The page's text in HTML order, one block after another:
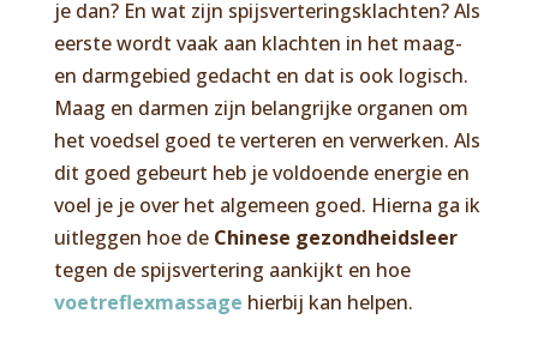
je dan? En wat zijn spijsverteringsklachten? Als
eerste wordt vaak aan klachten in het maag-
en darmgebied gedacht en dat is ook logisch.
Maag en darmen zijn belangrijke organen om
het voedsel goed te verteren en verwerken. Als
dit goed gebeurt heb je voldoende energie en
voel je je over het algemeen goed. Hierna ga ik
uitleggen hoe de Chinese gezondheidsleer
tegen de spijsvertering aankijkt en hoe
voetreflexmassage hierbij kan helpen.